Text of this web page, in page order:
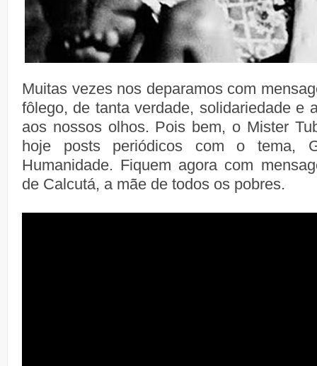
Muitas vezes nos deparamos com
fôlego, de tanta verdade, solidariedade e
aos nossos olhos. Pois bem, o Mister
hoje posts periódicos com o tema,
Humanidade. Fiquem agora com
de Calcutá, a mãe de todos os pobres.